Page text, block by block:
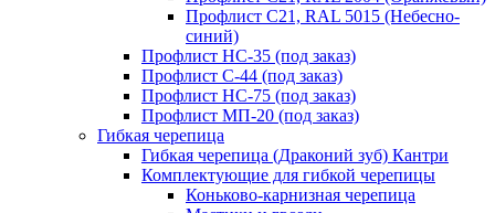
Профлист С21, RAL 5015 (Небесно-
синий)
Профлист НС-35 (под заказ)
Профлист С-44 (под заказ)
Профлист НС-75 (под заказ)
Профлист МП-20 (под заказ)
Гибкая черепица
Гибкая черепица (Драконий зуб) Кантри
Комплектующие для гибкой черепицы
Коньково-карнизная черепица